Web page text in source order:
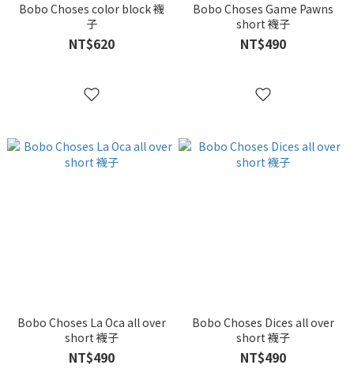
Bobo Choses color block 襪
子
NT$620
Bobo Choses Game Pawns
short 襪子
NT$490
Bobo Choses La Oca all over
short 襪子
NT$490
Bobo Choses Dices all over
short 襪子
NT$490